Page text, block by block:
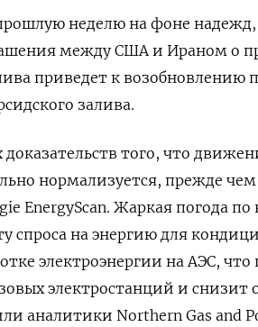
неделю на фоне надежд,
между США и Ираном о
приведет к возобновлению
залива.
‌того, что
нормализуется, прежде чем
EnergyScan. Жаркая погода по
спроса на энергию для
электроэнергии на АЭС, что
электростанций и снизит
аналитики Northern Gas and